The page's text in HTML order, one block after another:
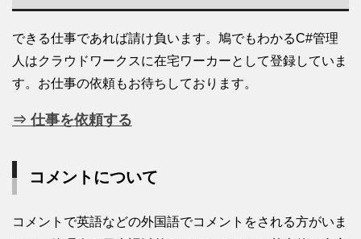
できる仕事であれば請け負います。鳩でもわかるC#管理
人はクラウドワークスに在宅ワーカーとして登録していま
す。お仕事の依頼もお待ちしております。
⇒ 仕事を依頼する
コメントについて
コメントで英語などの外国語でコメントをされる方がいま